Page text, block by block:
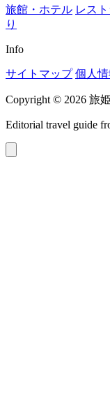
旅館・ホテル レス
り
Info
サイトマップ 個人
Copyright © 2026 旅
Editorial travel guide